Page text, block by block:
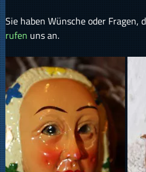
Sie haben Wünsche oder Fragen,
rufen uns an.